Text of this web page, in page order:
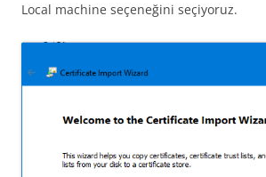
Local machine seçeneğini seçiyoruz.